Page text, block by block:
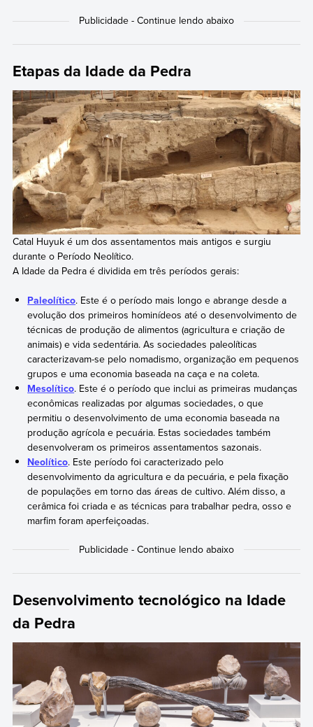
Etapas da Idade da Pedra
Catal Huyuk é um dos assentamentos mais antigos e surgiu
durante o Período Neolítico.
A Idade da Pedra é dividida em três períodos gerais:
Paleolítico. Este é o período mais longo e abrange desde a
evolução dos primeiros hominídeos até o desenvolvimento de
técnicas de produção de alimentos (agricultura e criação de
animais) e vida sedentária. As sociedades paleolíticas
caracterizavam-se pelo nomadismo, organização em pequenos
grupos e uma economia baseada na caça e na coleta.
Mesolítico. Este é o período que inclui as primeiras mudanças
econômicas realizadas por algumas sociedades, o que
permitiu o desenvolvimento de uma economia baseada na
produção agrícola e pecuária. Estas sociedades também
desenvolveram os primeiros assentamentos sazonais.
Neolítico. Este período foi caracterizado pelo
desenvolvimento da agricultura e da pecuária, e pela fixação
de populações em torno das áreas de cultivo. Além disso, a
cerâmica foi criada e as técnicas para trabalhar pedra, osso e
marfim foram aperfeiçoadas.
Desenvolvimento tecnológico na Idade
da Pedra